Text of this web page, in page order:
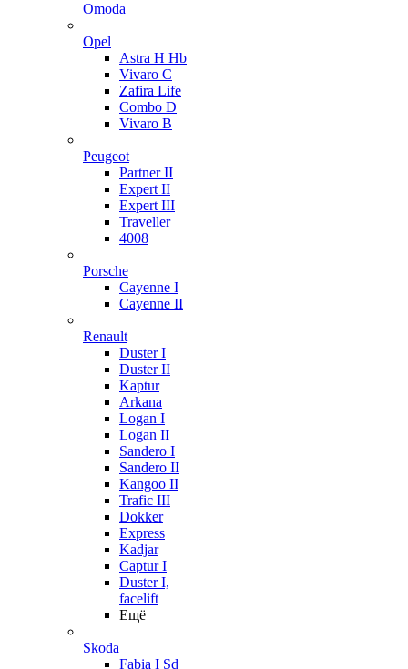
Omoda
Opel
Astra H Hb
Vivaro C
Zafira Life
Combo D
Vivaro B
Peugeot
Partner II
Expert II
Expert III
Traveller
4008
Porsche
Cayenne I
Cayenne II
Renault
Duster I
Duster II
Kaptur
Arkana
Logan I
Logan II
Sandero I
Sandero II
Kangoo II
Trafic III
Dokker
Express
Kadjar
Captur I
Duster I,
facelift
Ещё
Skoda
Fabia I Sd